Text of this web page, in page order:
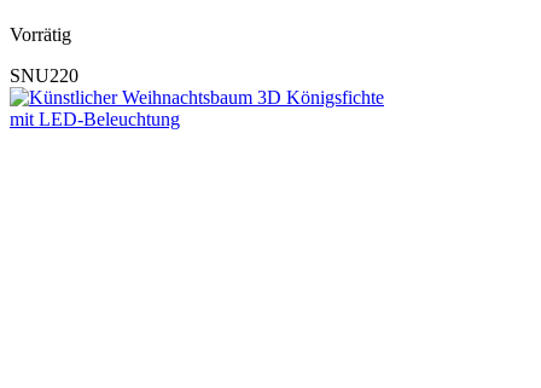
Vorrätig
SNU220